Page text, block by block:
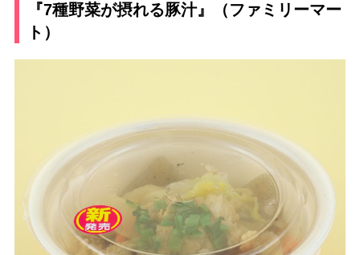
『7種野菜が摂れる豚汁』（ファミリーマー
ト）